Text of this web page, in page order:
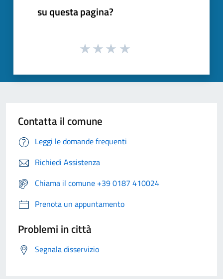
su questa pagina?
Contatta il comune
Leggi le domande frequenti
Richiedi Assistenza
Chiama il comune +39 0187 410024
Prenota un appuntamento
Problemi in città
Segnala disservizio